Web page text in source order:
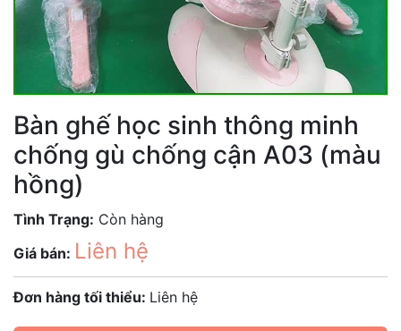
Bàn ghế học sinh thông minh
chống gù chống cận A03 (màu
hồng)
Tình Trạng: Còn hàng
Giá bán: Liên hệ
Đơn hàng tối thiểu: Liên hệ